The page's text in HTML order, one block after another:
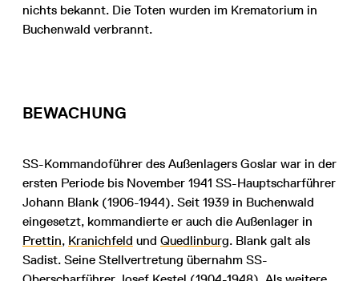
nichts bekannt. Die Toten wurden im Krematorium in
Buchenwald verbrannt.
BEWACHUNG
SS-Kommandoführer des Außenlagers Goslar war in der
ersten Periode bis November 1941 SS-Hauptscharführer
Johann Blank (1906-1944). Seit 1939 in Buchenwald
eingesetzt, kommandierte er auch die Außenlager in
Prettin, Kranichfeld und Quedlinburg. Blank galt als
Sadist. Seine Stellvertretung übernahm SS-